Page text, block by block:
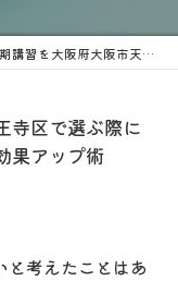
大阪市天王寺区で選ぶ際に知っておきたい費用比較と学習効果アップ術
寺区で選ぶ際に
果アップ術
考えたことはあ